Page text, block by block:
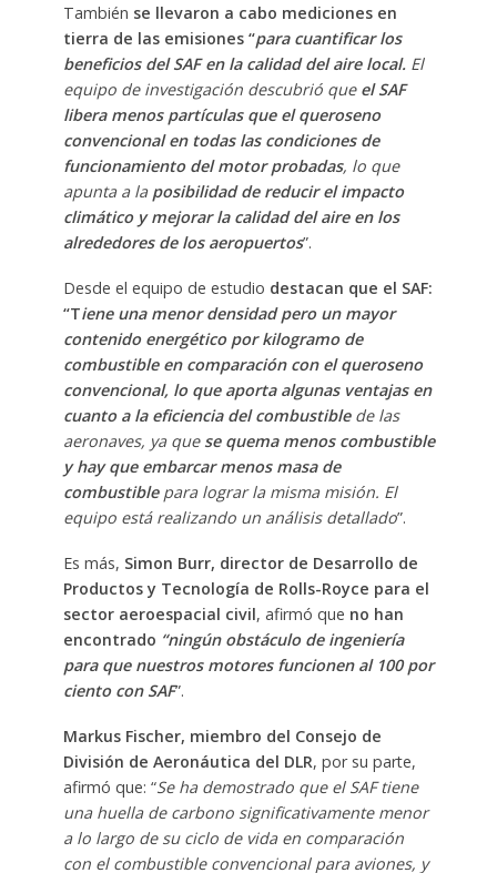
También se llevaron a cabo mediciones en
tierra de las emisiones “para cuantificar los
beneficios del SAF en la calidad del aire local.El
equipo de investigación descubrió que el SAF
libera menos partículas que el queroseno
convencional en todas las condiciones de
funcionamiento del motor probadas, lo que
apunta a laposibilidad de reducir el impacto
climático y mejorar la calidad del aire en los
alrededores de los aeropuertos”.
Desde el equipo de estudio destacan que el SAF:
“Tiene una menor densidad pero un mayor
contenido energético por kilogramo de
combustible en comparación con el queroseno
convencional, lo que aporta algunas ventajas en
cuanto a la eficiencia del combustiblede las
aeronaves, ya que se quema menos combustible
y hay que embarcar menos masa de
combustiblepara lograr la misma misión. El
equipo está realizando un análisis detallado”.
Es más, Simon Burr, director de Desarrollo de
Productos y Tecnología de Rolls-Royce para el
sector aeroespacial civil, afirmó que no han
encontrado “ningún obstáculo de ingeniería
para que nuestros motores funcionen al 100 por
ciento con SAF”.
Markus Fischer, miembro del Consejo de
División de Aeronáutica del DLR, por su parte,
afirmó que: “Se ha demostrado que el SAF tiene
una huella de carbono significativamente menor
a lo largo de su ciclo de vida en comparación
con el combustible convencional para aviones, y